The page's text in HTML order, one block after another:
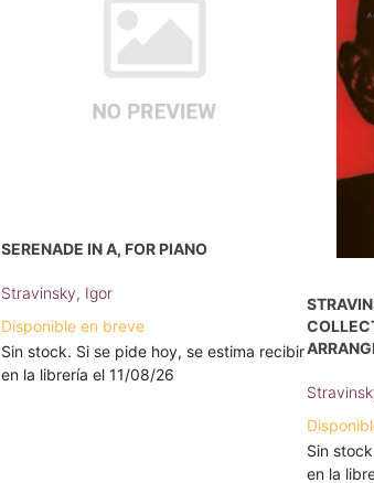
SERENADE IN A, FOR PIANO
Stravinsky, Igor
Disponible en breve
Sin stock. Si se pide hoy, se estima recibir
en la librería el 11/08/26
Sin
en la